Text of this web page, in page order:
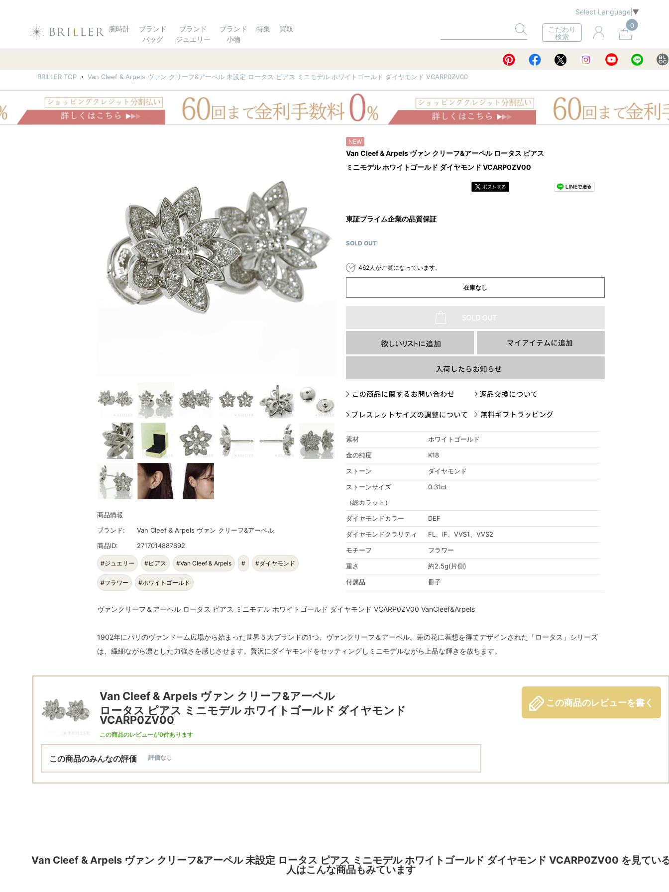
Select Language ▼
腕時計
ブランド
バッグ
ブランド
ジュエリー
ブランド
小物
特集 買取
こだわり
検索
0
BRILLER TOP Van Cleef & Arpels ヴァン クリーフ&アーペル 未設定 ロータス ピアス ミニモデル ホワイトゴールド ダイヤモンド VCARP0ZV00
商品情報
ブランド:
Van Cleef & Arpels ヴァン クリーフ&アーペル
商品ID:
2717014887692
#ジュエリー #ピアス #Van Cleef & Arpels # #ダイヤモンド
#フラワー #ホワイトゴールド
NEW
Van Cleef & Arpels ヴァン クリーフ&アーペル ロータス ピアス
ミニモデル ホワイトゴールド ダイヤモンド VCARP0ZV00
東証プライム企業の品質保証
SOLD OUT
462人がご覧になっています。
在庫なし
素材
ホワイトゴールド
金の純度
K18
ストーン
ダイヤモンド
ストーンサイズ
（総カラット）
0.31ct
ダイヤモンドカラー
DEF
ダイヤモンドクラリティ
FL、IF、VVS1、VVS2
モチーフ
フラワー
重さ
約2.5g(片側)
付属品
冊子
ヴァンクリーフ＆アーペル ロータス ピアス ミニモデル ホワイトゴールド ダイヤモンド VCARP0ZV00 VanCleef&Arpels
1902年にパリのヴァンドーム広場から始まった世界５大ブランドの1つ、ヴァンクリーフ＆アーペル。蓮の花に着想を得てデザインされた「ロータス」シリーズ
は、繊細ながら凛とした力強さを感じさせます。贅沢にダイヤモンドをセッティングしミニモデルながら上品な輝きを放ちます。
Van Cleef & Arpels ヴァン クリーフ&アーペル
ロータス ピアス ミニモデル ホワイトゴールド ダイヤモンド
VCARP0ZV00
この商品のレビューが0件あります
この商品のみんなの評価 評価なし
この商品のレビューを書く
Van Cleef & Arpels ヴァン クリーフ&アーペル 未設定 ロータス ピアス ミニモデル ホワイトゴールド ダイヤモンド VCARP0ZV00 を見てい
人はこんな商品もみています